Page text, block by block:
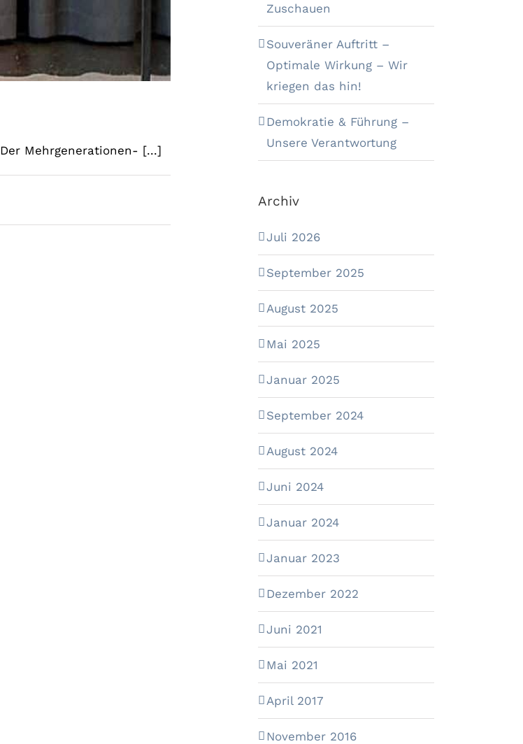
Mehrgenerationen- [...]
Zuschauen
Souveräner Auftritt –
Optimale Wirkung – Wir
kriegen das hin!
Demokratie & Führung –
Unsere Verantwortung
Archiv
Juli 2026
September 2025
August 2025
Mai 2025
Januar 2025
September 2024
August 2024
Juni 2024
Januar 2024
Januar 2023
Dezember 2022
Juni 2021
Mai 2021
April 2017
November 2016